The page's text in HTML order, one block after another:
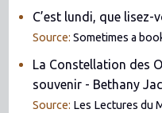
C’est lundi, que lisez-
Source:Sometimes a
La Constellation des
souvenir - Bethany
Source: Les Lectures du